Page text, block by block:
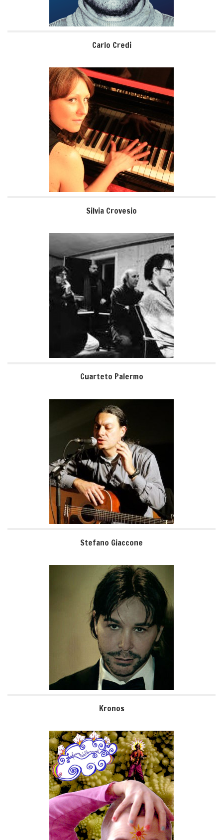
Carlo Credi
Silvia Crovesio
Cuarteto Palermo
Stefano Giaccone
Kronos